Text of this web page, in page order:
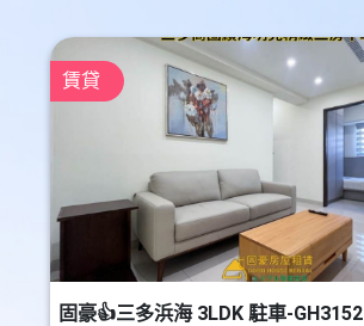
賃貸
固豪👍三多浜海 3LDK 駐車-GH3152